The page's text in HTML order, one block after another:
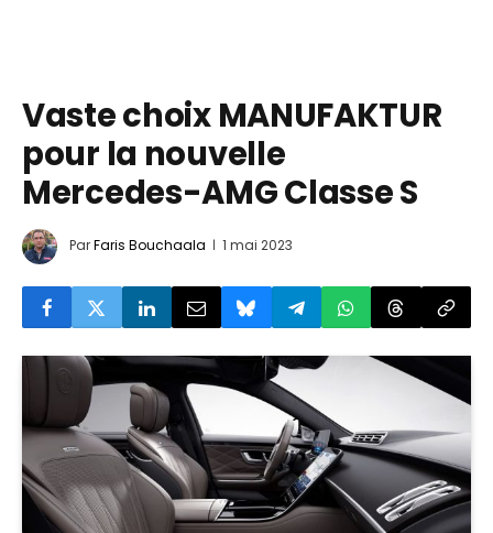
Vaste choix MANUFAKTUR
pour la nouvelle
Mercedes-AMG Classe S
ParFaris Bouchaala 1 mai 2023